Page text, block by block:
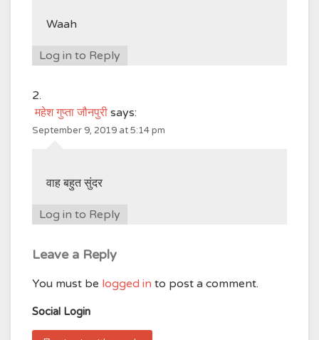
Waah
Log in to Reply
महेश गुप्ता जौनपुरी says:
September 9, 2019 at 5:14 pm
वाह बहुत सुंदर
Log in to Reply
Leave a Reply
You must be logged in to post a comment.
Social Login